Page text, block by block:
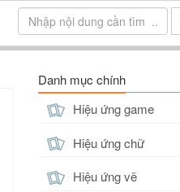
Danh mục chính
Hiệu ứng game
Hiệu ứng chữ
Hiệu ứng vẽ